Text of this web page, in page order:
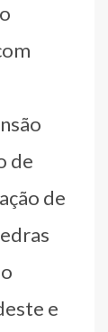
de
de
e